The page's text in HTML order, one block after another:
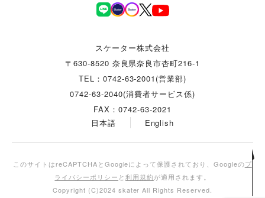
スケーター株式会社
〒630-8520 奈良県奈良市杏町216-1
TEL：0742-63-2001(営業部)
0742-63-2040(消費者サービス係)
FAX：0742-63-2021
English
日本語
このサイトはreCAPTCHAとGoogleによって保護されており、Googleのプ
ライバシーポリシー と利用規約が適用されます。
Copyright (C)2024 skater All Rights Reserved.